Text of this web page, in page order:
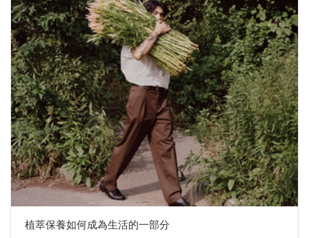
植萃保養如何成為生活的一部分